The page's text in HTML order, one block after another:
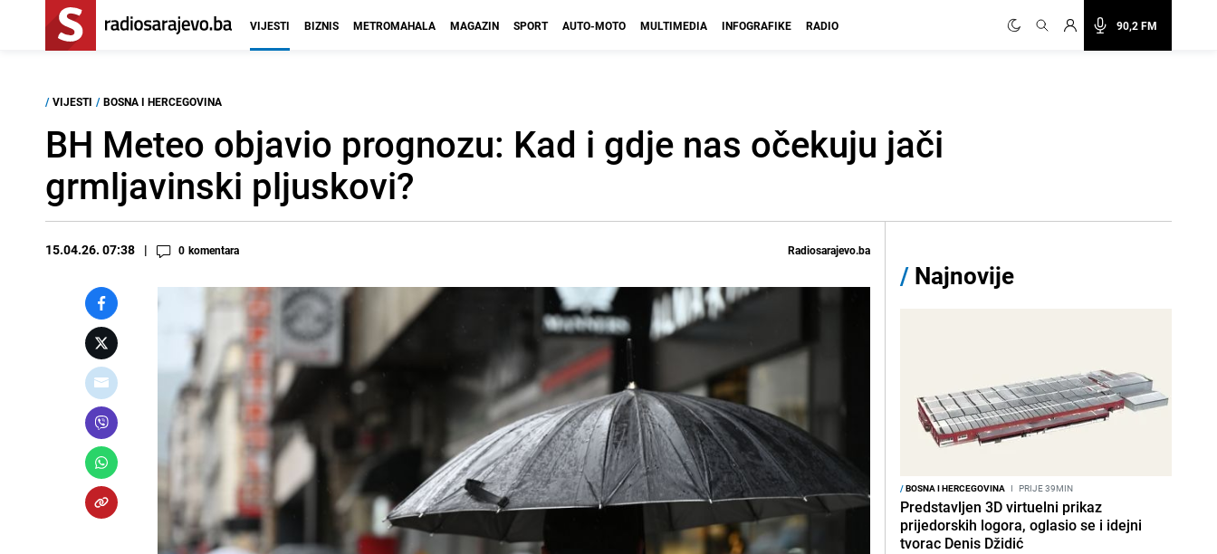
90,2 FM
VIJESTI BIZNIS METROMAHALA MAGAZIN SPORT AUTO-MOTO MULTIMEDIA INFOGRAFIKE RADIO
/ VIJESTI / BOSNA I HERCEGOVINA
BH Meteo objavio prognozu: Kad i gdje nas očekuju jači
grmljavinski pljuskovi?
15.04.26. 07:38 0 komentara Radiosarajevo.ba
/ Najnovije
/BOSNA I HERCEGOVINA I PRIJE 39MIN
Predstavljen 3D virtuelni prikaz
prijedorskih logora, oglasio se i idejni
tvorac Denis Džidić